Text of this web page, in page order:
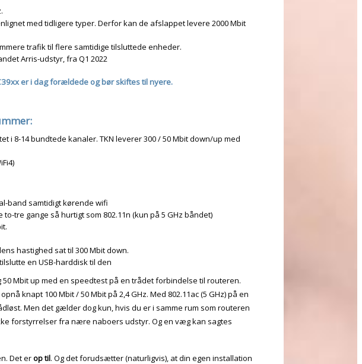
med tidligere typer. Derfor kan de afslappet levere 2000 Mbit
trafik til flere samtidige tilsluttede enheder.
Arris-udstyr, fra Q1 2022
er i dag forældede og bør skiftes til nyere.
i 8-14 bundtede kanaler. TKN leverer 300 / 50 Mbit down/up med
band samtidigt kørende wifi
to-tre gange så hurtigt som 802.11n (kun på 5 GHz båndet)
hastighed sat til 300 Mbit down.
en USB-harddisk til den
Mbit up med en speedtest på en trådet forbindelse til routeren.
knapt 100 Mbit / 50 Mbit på 2,4 GHz. Med 802.11ac (5 GHz) på en
Men det gælder dog kun, hvis du er i samme rum som routeren
forstyrrelser fra nære naboers udstyr. Og en væg kan sagtes
Det erop til. Og det forudsætter (naturligvis), at din egen installation